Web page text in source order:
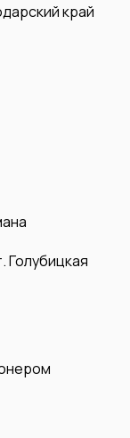
край
Голубицкая